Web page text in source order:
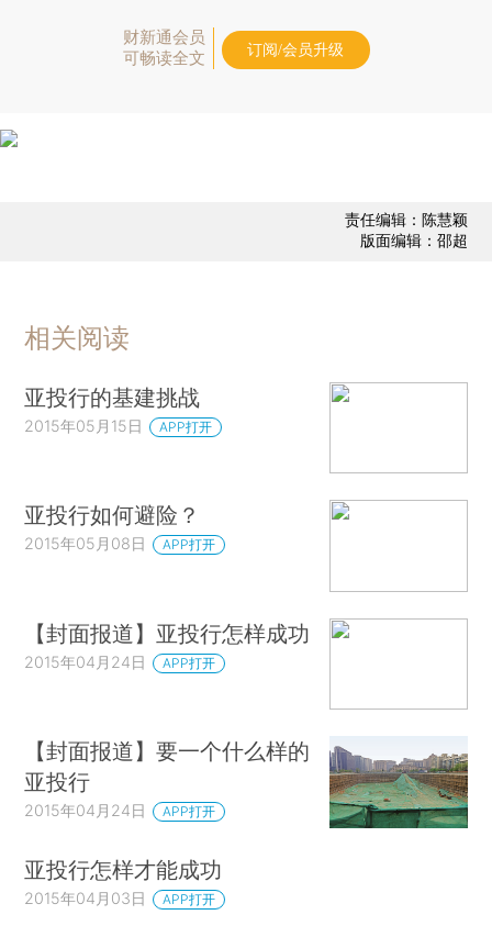
财新通会员
可畅读全文
订阅/会员升级
责任编辑：陈慧颖
版面编辑：邵超
相关阅读
亚投行的基建挑战
2015年05月15日 APP打开
亚投行如何避险？
2015年05月08日 APP打开
【封面报道】亚投行怎样成功
2015年04月24日 APP打开
【封面报道】要一个什么样的
亚投行
2015年04月24日 APP打开
亚投行怎样才能成功
2015年04月03日 APP打开